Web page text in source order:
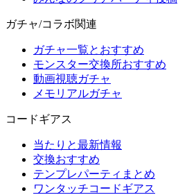
ガチャ/コラボ関連
ガチャ一覧とおすすめ
モンスター交換所おすすめ
動画視聴ガチャ
メモリアルガチャ
コードギアス
当たりと最新情報
交換おすすめ
テンプレパーティまとめ
ワンタッチコードギアス